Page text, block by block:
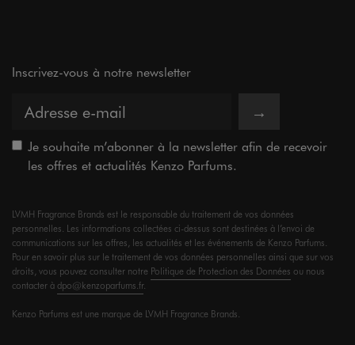
Inscrivez-vous à notre newsletter
→
Je souhaite m’abonner à la newsletter afin de recevoir
les offres et actualités Kenzo Parfums.
LVMH Fragrance Brands est le responsable du traitement de vos données
personnelles. Les informations collectées ci-dessus sont destinées à l’envoi de
communications sur les offres, les actualités et les événements de Kenzo Parfums.
Pour en savoir plus sur le traitement de vos données personnelles ainsi que sur vos
droits, vous pouvez consulter notre Politique de Protection des Données ou nous
contacter àdpo@kenzoparfums.fr.
Kenzo Parfums est une marque de LVMH Fragrance Brands.